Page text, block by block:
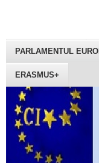
PARLAMENTUL
ERASMUS+